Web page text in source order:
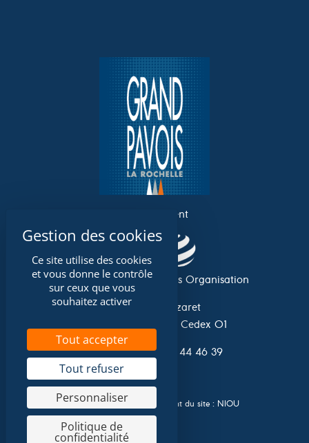
Ce site utilise des cookies
et vous donne le contrôle
sur ceux que vous
souhaitez activer
Tout accepter
Tout refuser
Personnaliser
Politique de
confidentialité
un événement
Association Grand Pavois Organisation
Avenue du Lazaret
17 042 La Rochelle Cedex 01
Tel. 0033 (0)5 46 44 46 39
Conception et développement du site :NIOU